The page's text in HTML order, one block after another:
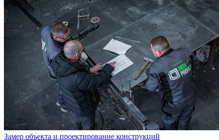
Замер объекта и проектирование конструкций